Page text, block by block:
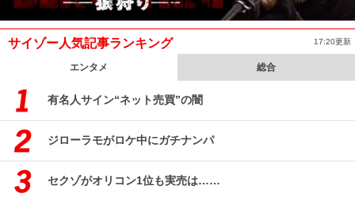
サイゾー人気記事ランキング 17:20更新
エンタメ 総合
有名人サイン“ネット売買”の闇
ジローラモがロケ中にガチナンパ
セクゾがオリコン1位も実売は……